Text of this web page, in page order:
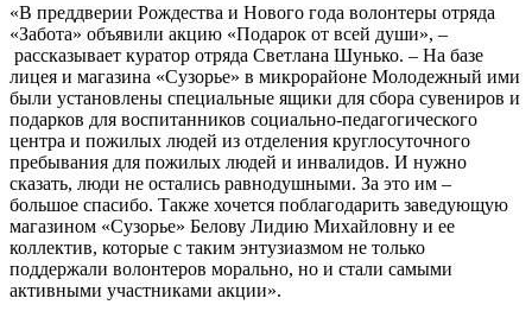
«В преддверии Рождества и Нового года волонтеры отряда
«Забота» объявили акцию «Подарок от всей души», –
рассказывает куратор отряда Светлана Шунько. – На базе
лицея и магазина «Сузорье» в микрорайоне Молодежный ими
были установлены специальные ящики для сбора сувениров и
подарков для воспитанников социально-педагогического
центра и пожилых людей из отделения круглосуточного
пребывания для пожилых людей и инвалидов. И нужно
сказать, люди не остались равнодушными. За это им –
большое спасибо. Также хочется поблагодарить заведующую
магазином «Сузорье» Белову Лидию Михайловну и ее
коллектив, которые с таким энтузиазмом не только
поддержали волонтеров морально, но и стали самыми
активными участниками акции».